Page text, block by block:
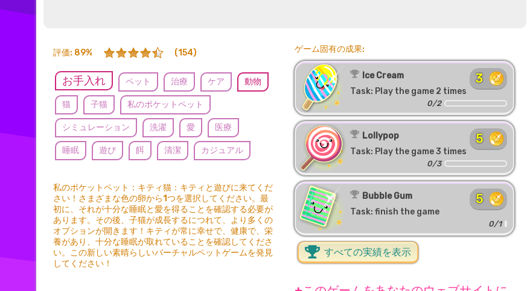
評価: 89% (154)
お手入れ ペット 治療 ケア 動物
猫 子猫 私のポケットペット
シミュレーション 洗濯 愛 医療
睡眠 遊び 餌 清潔 カジュアル
私のポケットペット：キティ猫：キティと遊びに来てくだ
さい！さまざまな色の卵から1つを選択してください。最
初に、それが十分な睡眠と愛を得ることを確認する必要が
あります。その後、子猫が成長するにつれて、より多くの
オプションが開きます！キティが常に幸せで、健康で、栄
養があり、十分な睡眠が取れていることを確認してくださ
い。この新しい素晴らしいバーチャルペットゲームを発見
してください！
ゲーム固有の成果:
Ice Cream
Task: Play the game 2 times
3
0/2
Lollypop
Task: Play the game 3 times
5
0/3
Bubble Gum
Task: finish the game
5
0/1
すべての実績を表示